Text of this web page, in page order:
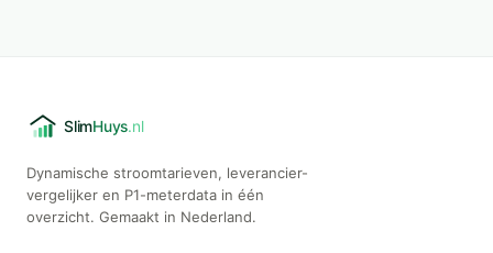
Dynamische stroomtarieven, leverancier-
vergelijker en P1-meterdata in één
overzicht. Gemaakt in Nederland.